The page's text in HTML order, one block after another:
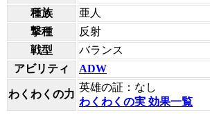
種族
亜人
撃種
反射
戦型
バランス
アビリティ
ADW
わくわくの力
英雄の証：なし
わくわくの実 効果一覧